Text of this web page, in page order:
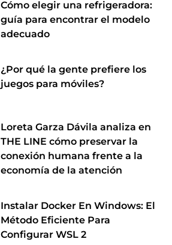
Cómo elegir una refrigeradora:
guía para encontrar el modelo
adecuado
¿Por qué la gente prefiere los
juegos para móviles?
Loreta Garza Dávila analiza en
THE LINE cómo preservar la
conexión humana frente a la
economía de la atención
Instalar Docker En Windows: El
Método Eficiente Para
Configurar WSL 2